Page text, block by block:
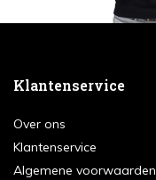
Klantenservice
Over ons
Klantenservice
Algemene voorwaarden